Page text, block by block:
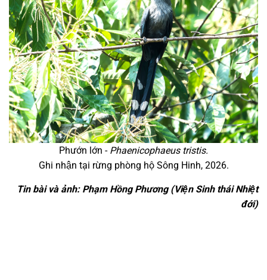
Phướn lớn - Phaenicophaeus tristis.
Ghi nhận tại rừng phòng hộ Sông Hinh, 2026.
Tin bài và ảnh: Phạm Hồng Phương (Viện Sinh thái Nhiệt
đới)